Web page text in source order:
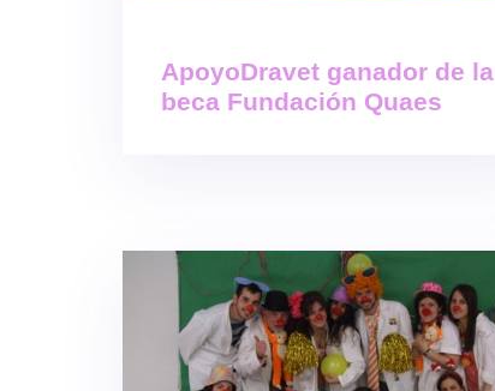
ApoyoDravet ganador de la
beca Fundación Quaes